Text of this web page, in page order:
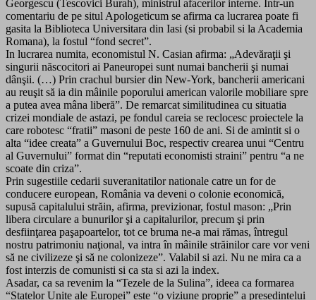
Georgescu (Tescovici Burah), ministrul afacerilor interne. Intr-un
comentariu de pe situl Apologeticum se afirma ca lucrarea poate fi
gasita la Biblioteca Universitara din Iasi (si probabil si la Academia
Romana), la fostul “fond secret”.
In lucrarea numita, economistul N. Casian afirma: „Adevăraţii şi
singurii născocitori ai Paneuropei sunt numai bancherii şi numai
dânşii. (…) Prin crachul bursier din New-York, bancherii americani
au reuşit să ia din mâinile poporului american valorile mobiliare spre
a putea avea mâna liberă”. De remarcat similitudinea cu situatia
crizei mondiale de astazi, pe fondul careia se reclocesc proiectele la
care robotesc “fratii” masoni de peste 160 de ani. Si de amintit si o
alta “idee creata” a Guvernului Boc, respectiv crearea unui “Centru
al Guvernului” format din “reputati economisti straini” pentru “a ne
scoate din criza”.
Prin sugestiile cedarii suveranitatilor nationale catre un for de
conducere european, România va deveni o colonie economică,
supusă capitalului străin, afirma, previzionar, fostul mason: „Prin
libera circulare a bunurilor şi a capitalurilor, precum şi prin
desfiinţarea paşapoartelor, tot ce bruma ne-a mai rămas, întregul
nostru patrimoniu naţional, va intra în mâinile străinilor care vor veni
să ne civilizeze şi să ne colonizeze”. Valabil si azi. Nu ne mira ca a
fost interzis de comunisti si ca sta si azi la index.
Asadar, ca sa revenim la “Tezele de la Sulina”, ideea ca formarea
“Statelor Unite ale Europei” este “o viziune proprie” a presedintelui